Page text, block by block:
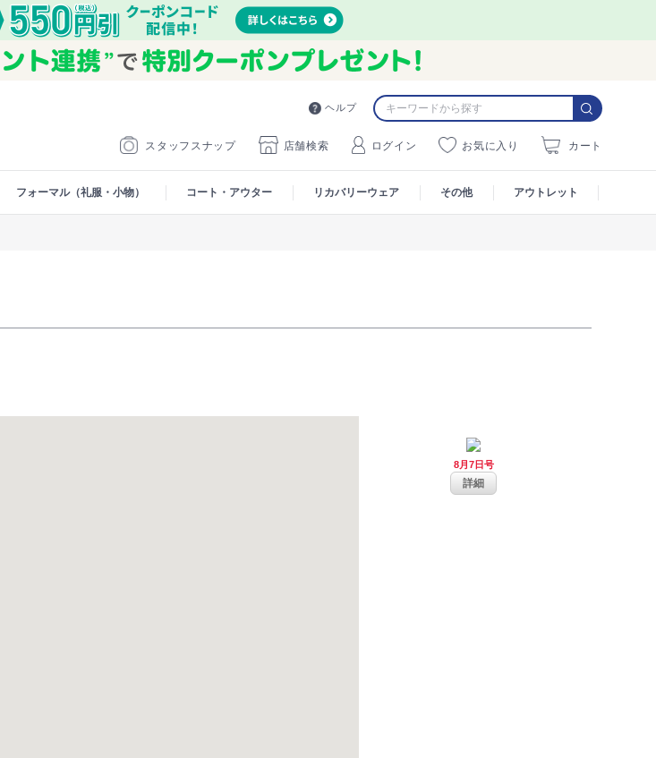
ヘルプ
スタッフスナップ 店舗検索 ログイン お気に入り カート
フォーマル（礼服・小物） コート・アウター リカバリーウェア その他 アウトレット